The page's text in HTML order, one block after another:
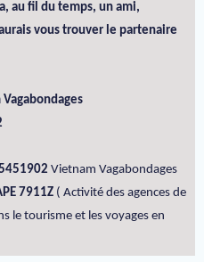
au fil du temps, un ami,
vous trouver le partenaire
Vietnam Vagabondages
7911Z ( Activité des agences de
le tourisme et les voyages en